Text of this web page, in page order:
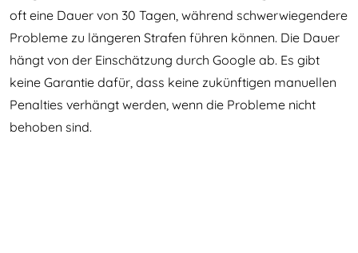
oft eine Dauer von 30 Tagen, während schwerwiegendere
Probleme zu längeren Strafen führen können. Die Dauer
hängt von der Einschätzung durch Google ab. Es gibt
keine Garantie dafür, dass keine zukünftigen manuellen
Penalties verhängt werden, wenn die Probleme nicht
behoben sind.